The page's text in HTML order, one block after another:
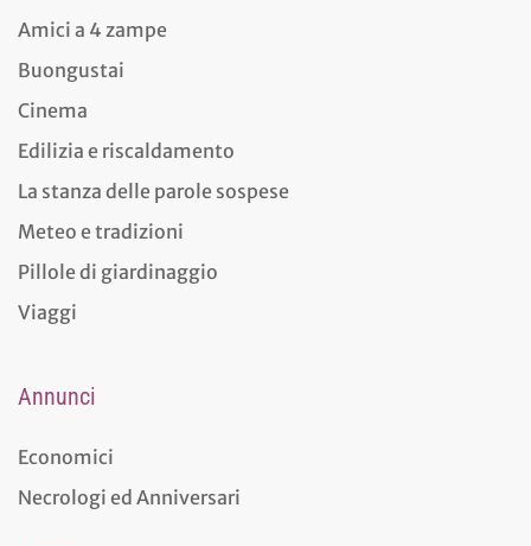
Amici a 4 zampe
Buongustai
Cinema
Edilizia e riscaldamento
La stanza delle parole sospese
Meteo e tradizioni
Pillole di giardinaggio
Viaggi
Annunci
Economici
Necrologi ed Anniversari